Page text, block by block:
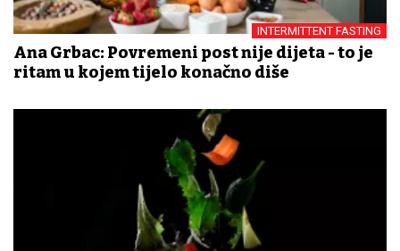
INTERMITTENT FASTING
Ana Grbac: Povremeni post nije dijeta - to je
ritam u kojem tijelo konačno diše